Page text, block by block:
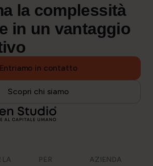
la complessità
in un vantaggio
Entriamo in contatto
Scopri chi siamo
LA
PER
AZIENDA